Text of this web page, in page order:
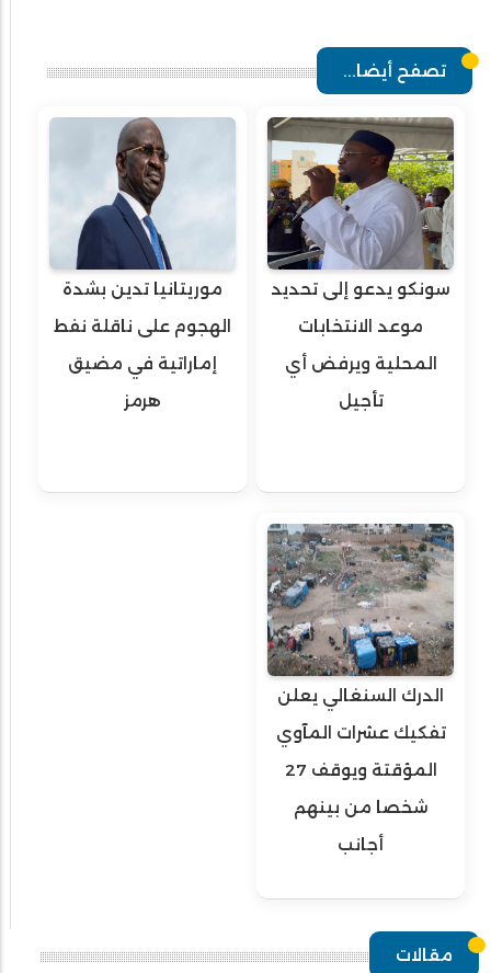
تصفح أيضا...
سونكو يدعو إلى تحديد
موعد الانتخابات
المحلية ويرفض أي
تأجيل
موريتانيا تدين بشدة
الهجوم على ناقلة نفط
إماراتية في مضيق
هرمز
الدرك السنغالي يعلن
تفكيك عشرات المآوي
المؤقتة ويوقف 27
شخصا من بينهم
أجانب
مقالات